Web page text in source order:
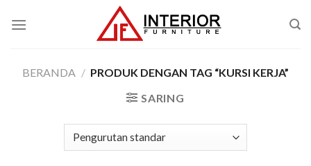
BERANDA / PRODUK DENGAN TAG “KURSI KERJA”
SARING